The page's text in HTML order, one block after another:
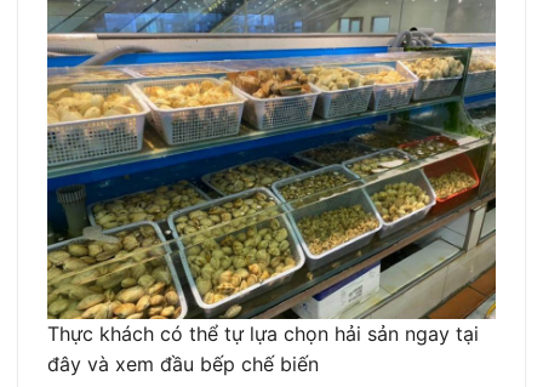
Thực khách có thể tự lựa chọn hải sản ngay tại
đây và xem đầu bếp chế biến